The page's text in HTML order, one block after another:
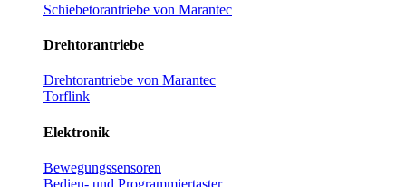
Schiebetorantriebe von Marantec
Drehtorantriebe
Drehtorantriebe von Marantec
Torflink
Elektronik
Bewegungssensoren
Bedien- und Programmiertaster